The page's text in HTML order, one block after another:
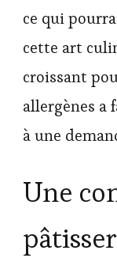
ce qui
cette art
croissant
allergènes a
à une
Une